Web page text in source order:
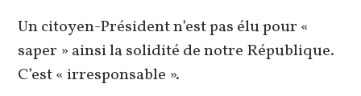
Un citoyen-Président n’est pas élu pour «
saper » ainsi la solidité de notre République.
C’est « irresponsable ».